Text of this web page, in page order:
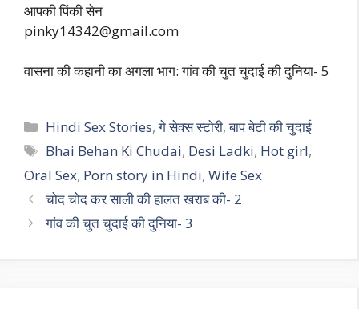
आपकी पिंकी सेन
pinky14342@gmail.com
वासना की कहानी का अगला भाग: गांव की चुत चुदाई की दुनिया- 5
Categories
Hindi Sex Stories,गे सेक्स स्टोरी,बाप बेटी की चुदाई
Tags
Bhai Behan Ki Chudai, Desi Ladki, Hot girl,
Oral Sex, Porn story in Hindi, Wife Sex
चोद चोद कर साली की हालत खराब की- 2
गांव की चुत चुदाई की दुनिया- 3